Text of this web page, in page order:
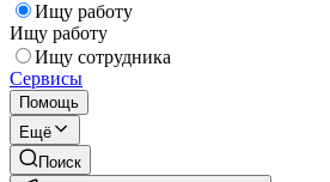
Ищу работу
Ищу работу
Ищу сотрудника
Сервисы
Помощь
Ещё
Поиск